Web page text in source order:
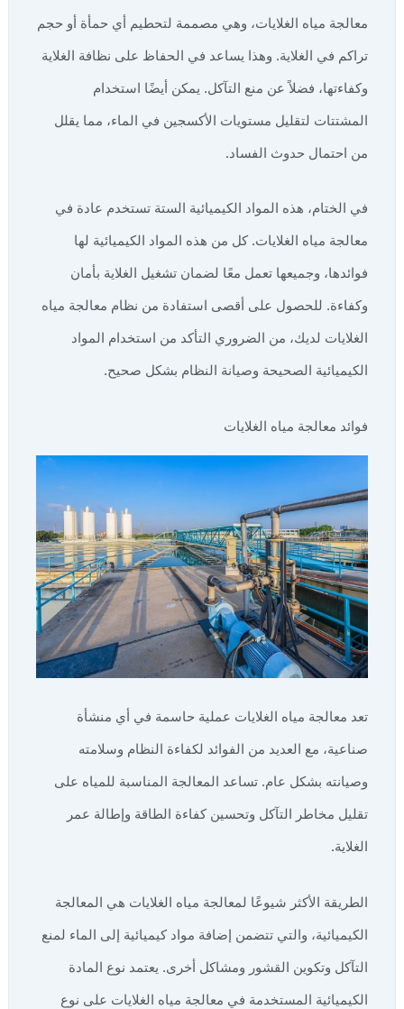
معالجة مياه الغلايات، وهي مصممة لتحطيم أي حمأة أو حجم
تراكم في الغلاية. وهذا يساعد في الحفاظ على نظافة الغلاية
وكفاءتها، فضلاً عن منع التآكل. يمكن أيضًا استخدام
المشتتات لتقليل مستويات الأكسجين في الماء، مما يقلل
من احتمال حدوث الفساد.
في الختام، هذه المواد الكيميائية الستة تستخدم عادة في
معالجة مياه الغلايات. كل من هذه المواد الكيميائية لها
فوائدها، وجميعها تعمل معًا لضمان تشغيل الغلاية بأمان
وكفاءة. للحصول على أقصى استفادة من نظام معالجة مياه
الغلايات لديك، من الضروري التأكد من استخدام المواد
الكيميائية الصحيحة وصيانة النظام بشكل صحيح.
فوائد معالجة مياه الغلايات
تعد معالجة مياه الغلايات عملية حاسمة في أي منشأة
صناعية، مع العديد من الفوائد لكفاءة النظام وسلامته
وصيانته بشكل عام. تساعد المعالجة المناسبة للمياه على
تقليل مخاطر التآكل وتحسين كفاءة الطاقة وإطالة عمر
الغلاية.
الطريقة الأكثر شيوعًا لمعالجة مياه الغلايات هي المعالجة
الكيميائية، والتي تتضمن إضافة مواد كيميائية إلى الماء لمنع
التآكل وتكوين القشور ومشاكل أخرى. يعتمد نوع المادة
الكيميائية المستخدمة في معالجة مياه الغلايات على نوع